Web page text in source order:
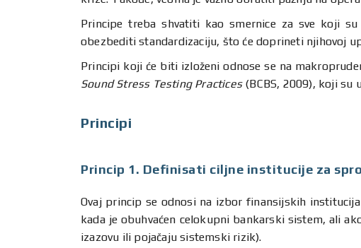
Principe treba shvatiti kao smernice za sve koji
obezbediti standardizaciju, što će doprineti njihovoj
Principi koji će biti izloženi odnose se na
Sound Stress Testing Practices(BCBS, 2009), koji su
Principi
Princip 1. Definisati ciljne institucije za
Ovaj princip se odnosi na izbor finansijskih
kada je obuhvaćen celokupni bankarski sistem, ali
izazovu ili pojačaju sistemski rizik).